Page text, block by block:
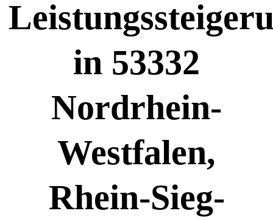
in 53332
Nordrhein-
Westfalen,
Rhein-Sieg-